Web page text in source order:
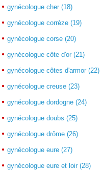
gynécologue cher (18)
gynécologue corrèze (19)
gynécologue corse (20)
gynécologue côte d'or (21)
gynécologue côtes d'armor (22)
gynécologue creuse (23)
gynécologue dordogne (24)
gynécologue doubs (25)
gynécologue drôme (26)
gynécologue eure (27)
gynécologue eure et loir (28)